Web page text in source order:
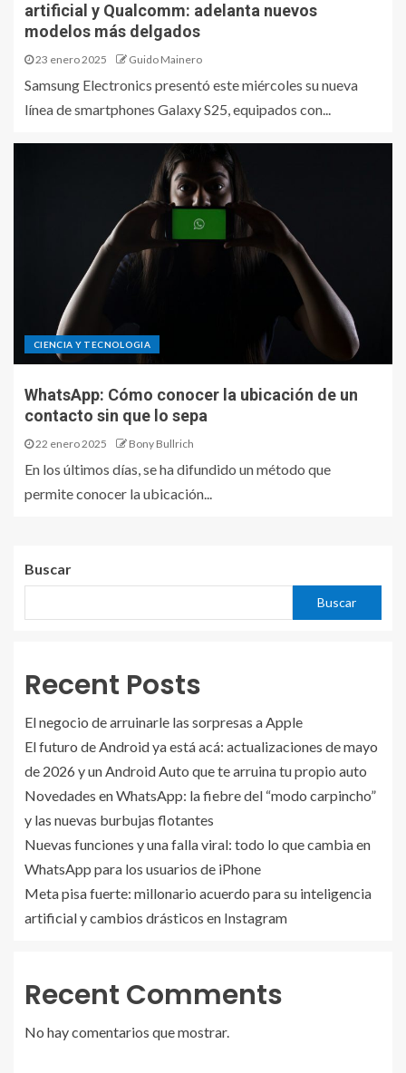
artificial y Qualcomm: adelanta nuevos
modelos más delgados
23 enero 2025 Guido Mainero
Samsung Electronics presentó este miércoles su nueva
línea de smartphones Galaxy S25, equipados con...
CIENCIA Y TECNOLOGIA
WhatsApp: Cómo conocer la ubicación de un
contacto sin que lo sepa
22 enero 2025 Bony Bullrich
En los últimos días, se ha difundido un método que
permite conocer la ubicación...
Buscar
Buscar
Recent Posts
El negocio de arruinarle las sorpresas a Apple
El futuro de Android ya está acá: actualizaciones de mayo
de 2026 y un Android Auto que te arruina tu propio auto
Novedades en WhatsApp: la fiebre del “modo carpincho”
y las nuevas burbujas flotantes
Nuevas funciones y una falla viral: todo lo que cambia en
WhatsApp para los usuarios de iPhone
Meta pisa fuerte: millonario acuerdo para su inteligencia
artificial y cambios drásticos en Instagram
Recent Comments
No hay comentarios que mostrar.